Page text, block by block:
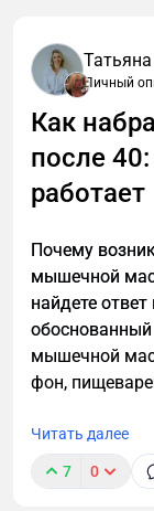
После 40 лет
подход к
возрастные
научно
Личный
Как
после
работает
Почему
мышечной
найдете
мышечной
фон,
Читать далее
7 0